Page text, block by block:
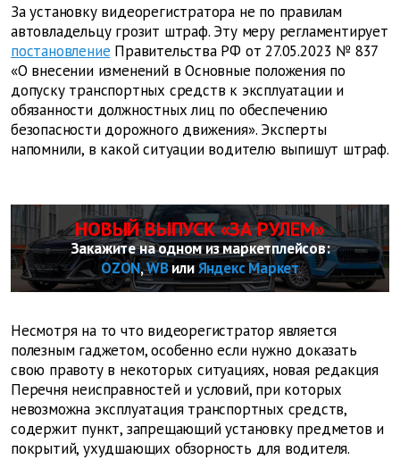
За установку видеорегистратора не по правилам
автовладельцу грозит штраф. Эту меру регламентирует
постановление Правительства РФ от 27.05.2023 № 837
«О внесении изменений в Основные положения по
допуску транспортных средств к эксплуатации и
обязанности должностных лиц по обеспечению
безопасности дорожного движения». Эксперты
напомнили, в какой ситуации водителю выпишут штраф.
НОВЫЙ ВЫПУСК «ЗА РУЛЕМ»
Закажите на одном из маркетплейсов:
OZON,WBилиЯндекс Маркет
Несмотря на то что видеорегистратор является
полезным гаджетом, особенно если нужно доказать
свою правоту в некоторых ситуациях, новая редакция
Перечня неисправностей и условий, при которых
невозможна эксплуатация транспортных средств,
содержит пункт, запрещающий установку предметов и
покрытий, ухудшающих обзорность для водителя.